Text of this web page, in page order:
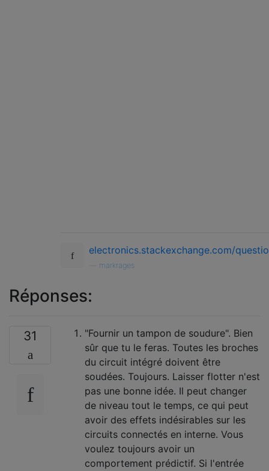
electronics.stackexchange.com/
markrages
Réponses:
31
"Fournir un tampon de soudure". Bien
sûr que tu le feras. Toutes les broches
du circuit intégré doivent être
soudées. Toujours. Laisser flotter n'est
pas une bonne idée. Il peut changer
de niveau tout le temps, ce qui peut
avoir des effets indésirables sur les
circuits connectés en interne. Vous
voulez toujours avoir un
comportement prédictif. Si l'entrée